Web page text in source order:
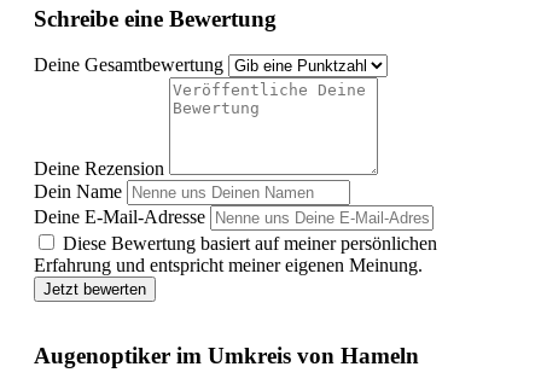
Schreibe eine Bewertung
Deine Gesamtbewertung
Deine Rezension
Dein Name
Deine E-Mail-Adresse
Diese Bewertung basiert auf meiner persönlichen
Erfahrung und entspricht meiner eigenen Meinung.
Jetzt bewerten
Augenoptiker im Umkreis von Hameln